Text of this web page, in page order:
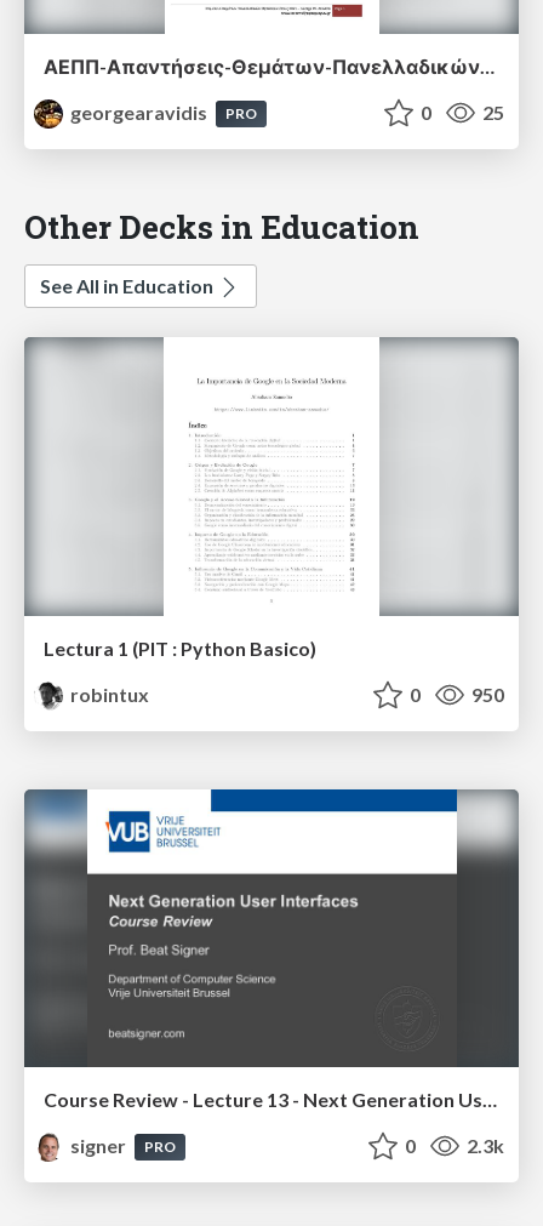
ΑΕΠΠ-Απαντήσεις-Θεμάτων-Πανελλαδικών-Εξετάσεων-2021.pdf
georgearavidis
PRO 0 25
Other Decks in Education
See All in Education
Lectura 1 (PIT : Python Basico)
robintux
0 950
Course Review - Lecture 13 - Next Generation User Interfaces (4018166FNR)
signer
PRO 0 2.3k